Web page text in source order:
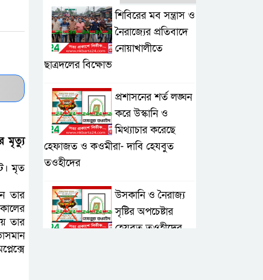
মৃত্যু
মৃত
তার
তার
শিবিরের মব সন্ত্রাস ও
নৈরাজ্যের প্রতিবাদে
নোয়াখালীতে
ছাত্রদলের বিক্ষোভ
প্রশাসনের শর্ত লঙ্ঘন
করে উস্কানি ও
মিথ্যাচার করেছে
হেফাজত ও কওমীরা- দাবি হেযবুত
তওহীদের
উসকানি ও নৈরাজ্য
সৃষ্টির অপচেষ্টার
হেযবুত তওহীদের